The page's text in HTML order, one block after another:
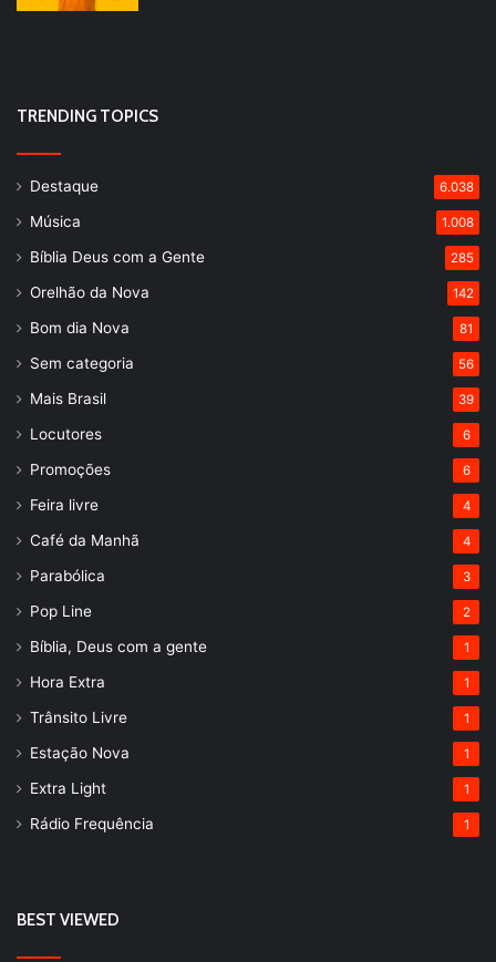
TRENDING TOPICS
Destaque 6.038
Música 1.008
Bíblia Deus com a Gente 285
Orelhão da Nova 142
Bom dia Nova 81
Sem categoria 56
Mais Brasil 39
Locutores 6
Promoções 6
Feira livre 4
Café da Manhã 4
Parabólica 3
Pop Line 2
Bíblia, Deus com a gente 1
Hora Extra 1
Trânsito Livre 1
Estação Nova 1
Extra Light 1
Rádio Frequência 1
BEST VIEWED